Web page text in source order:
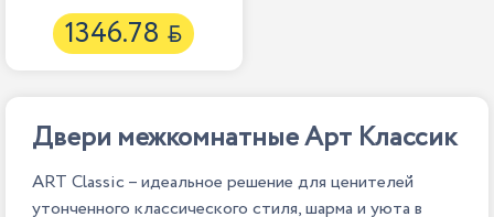
1346.78 
Двери межкомнатные Арт Классик
ART Classic – идеальное решение для ценителей
утонченного классического стиля, шарма и уюта в